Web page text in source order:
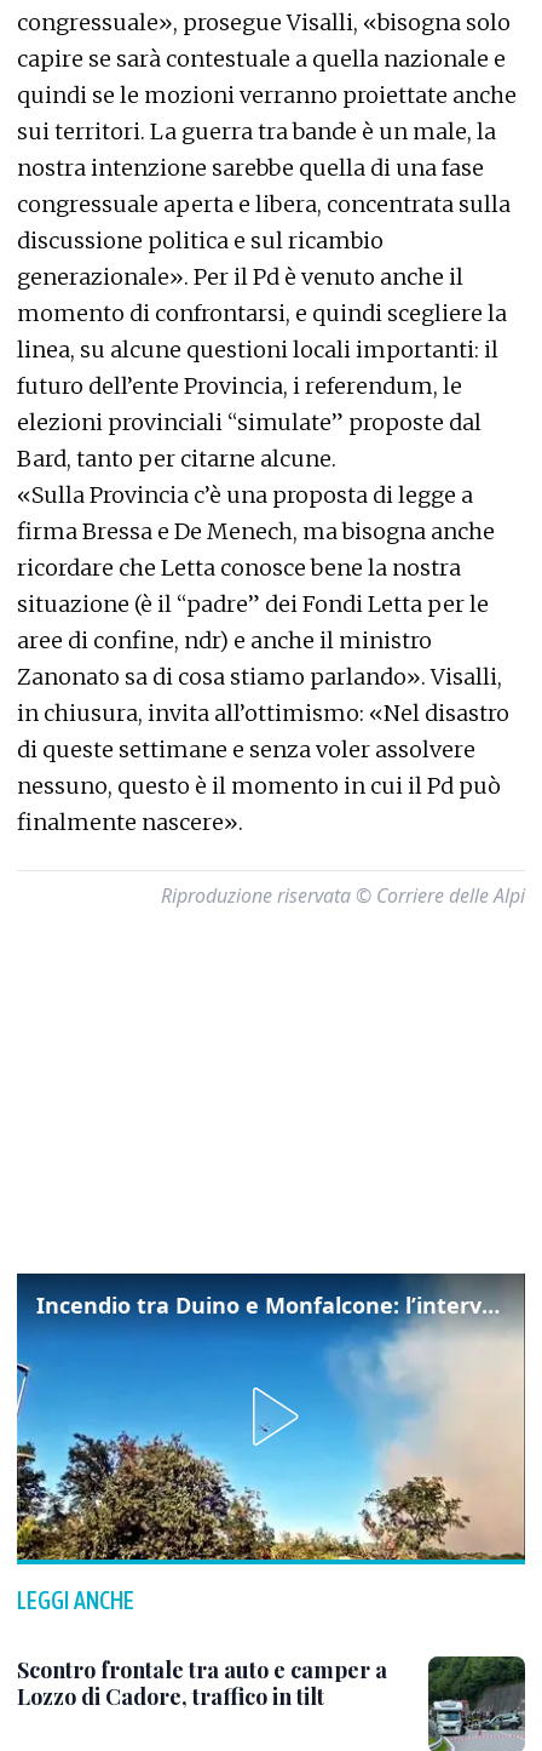
congressuale», prosegue Visalli, «bisogna solo
capire se sarà contestuale a quella nazionale e
quindi se le mozioni verranno proiettate anche
sui territori. La guerra tra bande è un male, la
nostra intenzione sarebbe quella di una fase
congressuale aperta e libera, concentrata sulla
discussione politica e sul ricambio
generazionale». Per il Pd è venuto anche il
momento di confrontarsi, e quindi scegliere la
linea, su alcune questioni locali importanti: il
futuro dell’ente Provincia, i referendum, le
elezioni provinciali “simulate” proposte dal
Bard, tanto per citarne alcune.
«Sulla Provincia c’è una proposta di legge a
firma Bressa e De Menech, ma bisogna anche
ricordare che Letta conosce bene la nostra
situazione (è il “padre” dei Fondi Letta per le
aree di confine, ndr) e anche il ministro
Zanonato sa di cosa stiamo parlando». Visalli,
in chiusura, invita all’ottimismo: «Nel disastro
di queste settimane e senza voler assolvere
nessuno, questo è il momento in cui il Pd può
finalmente nascere».
Riproduzione riservata © Corriere delle Alpi
Incendio tra Duino e Monfalcone: l’intervento dei vigili del fuoco
LEGGI ANCHE
Scontro frontale tra auto e camper a
Lozzo di Cadore, traffico in tilt